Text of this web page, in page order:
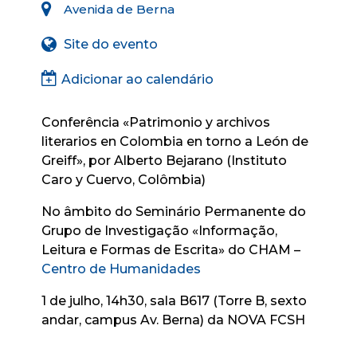
Avenida de Berna
Site do evento
Adicionar ao calendário
Conferência «Patrimonio y archivos
literarios en Colombia en torno a León de
Greiff», por Alberto Bejarano (Instituto
Caro y Cuervo, Colômbia)
No âmbito do Seminário Permanente do
Grupo de Investigação «Informação,
Leitura e Formas de Escrita» do CHAM –
Centro de Humanidades
1 de julho, 14h30, sala B617 (Torre B, sexto
andar, campus Av. Berna) da NOVA FCSH